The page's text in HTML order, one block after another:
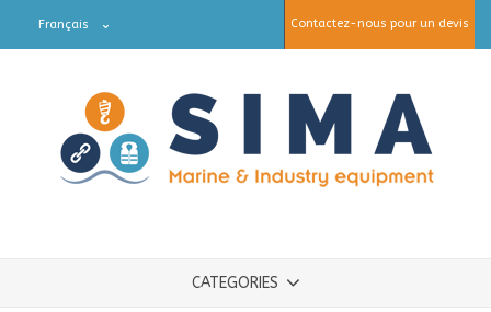
Français Contactez-nous pour un devis
CATEGORIES